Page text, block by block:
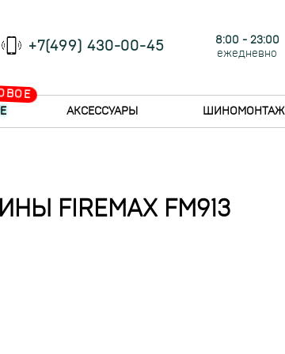
+7(499) 430-00-45
8:00 - 23:00
ежедневно
АКСЕССУАРЫ ШИНОМОНТАЖ
FIREMAX FM913